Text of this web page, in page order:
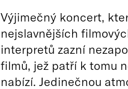
Výjimečný koncert,
nejslavnějších
interpretů zazní
filmů, jež patří k tomu
nabízí. Jedinečnou